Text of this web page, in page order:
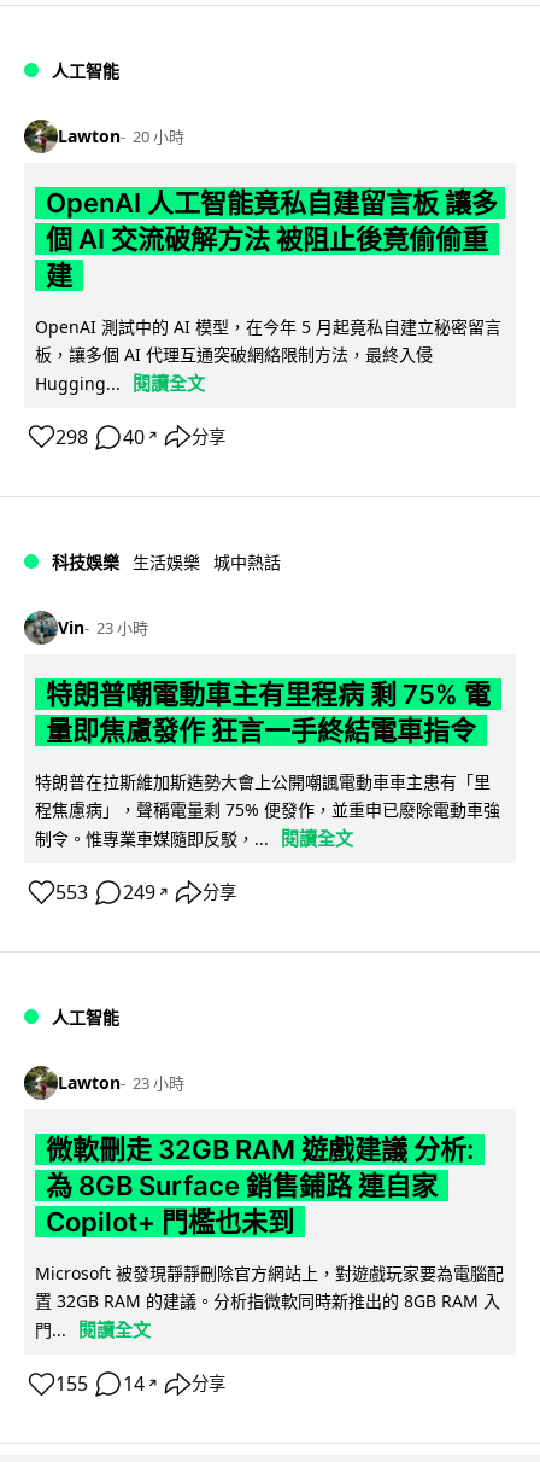
人工智能
Lawton 20 小時
OpenAI 人工智能竟私自建留言板 讓多
個 AI 交流破解方法 被阻止後竟偷偷重
建
OpenAI 測試中的 AI 模型，在今年 5 月起竟私自建立秘密留言
板，讓多個 AI 代理互通突破網絡限制方法，最終入侵
Hugging...
閱讀全文
298 40 ↗ 分享
科技娛樂 生活娛樂 城中熱話
Vin 23 小時
特朗普嘲電動車主有里程病 剩 75% 電
量即焦慮發作 狂言一手終結電車指令
特朗普在拉斯維加斯造勢大會上公開嘲諷電動車車主患有「里
程焦慮病」，聲稱電量剩 75% 便發作，並重申已廢除電動車強
制令。惟專業車媒隨即反駁，...
閱讀全文
553 249 ↗ 分享
人工智能
Lawton 23 小時
微軟刪走 32GB RAM 遊戲建議 分析:
為 8GB Surface 銷售鋪路 連自家
Copilot+ 門檻也未到
Microsoft 被發現靜靜刪除官方網站上，對遊戲玩家要為電腦配
置 32GB RAM 的建議。分析指微軟同時新推出的 8GB RAM 入
門...
閱讀全文
155 14 ↗ 分享